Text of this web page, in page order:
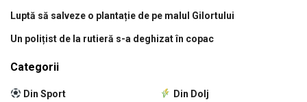
Luptă să salveze o plantație de pe malul Gilortului
Un polițist de la rutieră s-a deghizat în copac
Categorii
Din Sport
Din Dolj